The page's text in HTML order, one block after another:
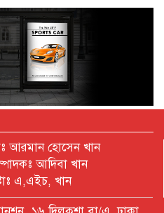
স্থানীয় সরকার নির্বাচন
লক্ষ্যে প্রস্তুতি চলছে : ইসি
দেশের মানুষের স্বার্থ নিয়ে
: প্রধানমন্ত্রী
আরমান হোসেন খান
আদিবা খান
এ,এইচ, খান